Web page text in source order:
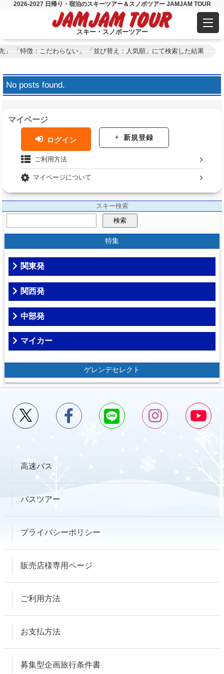
2026-2027 日帰り・宿泊のスキーツアー＆スノボツアー JAMJAM TOUR
スキー・スノボーツアー
「特徴：こだわらない」 「並び替え：人気順」にて検索した結果
No posts found.
マイページ
ログイン 新規登録
ご利用方法
マイページについて
スキー検索
検索
特集
関東発
関西発
中部発
マイカー
ゲレンデセレクト
高速バス
バスツアー
プライバシーポリシー
販売店様専用ページ
ご利用方法
お支払方法
募集型企画旅行条件書